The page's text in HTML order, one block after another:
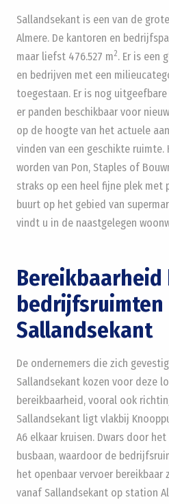
Sallandsekant is een van de
Almere. De kantoren en
maar liefst 476.527 m2. Er is een
en bedrijven met een
toegestaan. Er is nog
er panden beschikbaar voor
op de hoogte van het actuele
vinden van een geschikte
worden van Pon, Staples of
straks op een heel fijne plek met
buurt op het gebied van
vindt u in de naastgelegen
bedrijfsruimten
Sallandsekant
De ondernemers die zich
Sallandsekant kozen voor deze
bereikbaarheid, vooral ook
Sallandsekant ligt vlakbij
A6 elkaar kruisen. Dwars door
busbaan, waardoor de
het openbaar vervoer bereikbaar
vanaf Sallandsekant op station